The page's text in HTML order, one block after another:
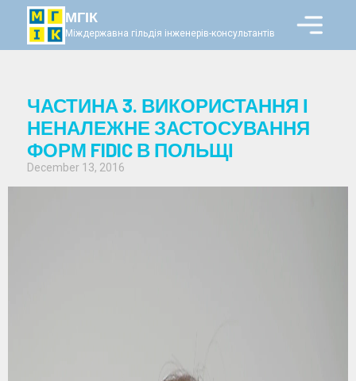
МГІК
Міждержавна гільдія інженерів-консультантів
ЧАСТИНА 3. ВИКОРИСТАННЯ І
НЕНАЛЕЖНЕ ЗАСТОСУВАННЯ
ФОРМ FIDIC В ПОЛЬЩІ
December 13, 2016